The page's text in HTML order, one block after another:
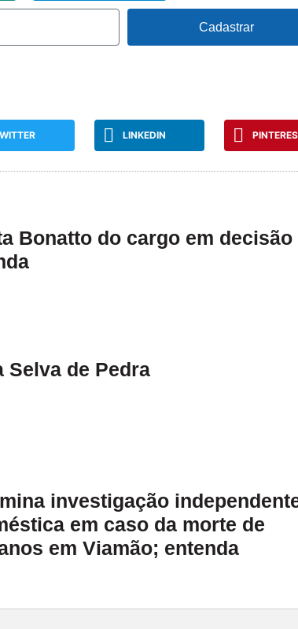
Cadastrar
LINKEDIN
Bonatto do cargo em decisão
Selva de Pedra
investigação
em caso da morte de
em Viamão; entenda